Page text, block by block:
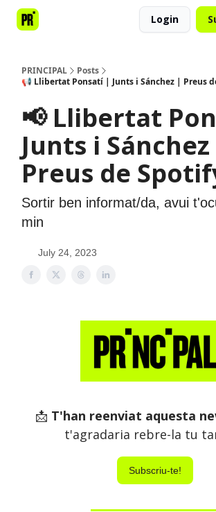
Login
PRINCIPAL
Posts
📢 Llibertat Ponsatí | Junts i Sánchez | Preus
📢 Llibertat
Junts i
Preus de
Sortir ben informat/da, avui
min
July 24, 2023
📩 T'han reenviat aquesta
t'agradaria rebre-la tu
Subscriu-te!